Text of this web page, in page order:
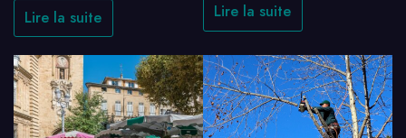
Lire la suite Lire la suite